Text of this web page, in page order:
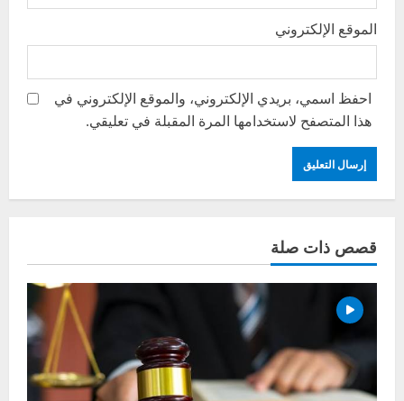
الموقع الإلكتروني
احفظ اسمي، بريدي الإلكتروني، والموقع الإلكتروني في
هذا المتصفح لاستخدامها المرة المقبلة في تعليقي.
قصص ذات صلة